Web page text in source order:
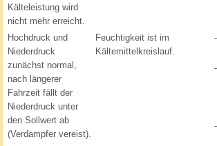
Kälteleistung wird
nicht mehr erreicht.
Hochdruck und
Niederdruck
zunächst normal,
nach längerer
Fahrzeit fällt der
Niederdruck unter
den Sollwert ab
(Verdampfer vereist).
Feuchtigkeit ist im
Kältemittelkreislauf.
-
-
-